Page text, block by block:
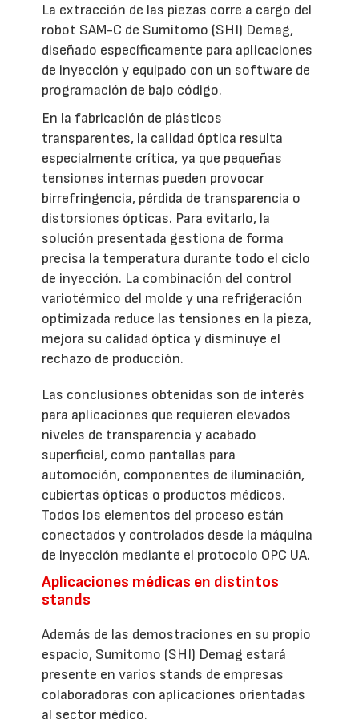
La extracción de las piezas corre a cargo del
robot SAM-C de Sumitomo (SHI) Demag,
diseñado específicamente para aplicaciones
de inyección y equipado con un software de
programación de bajo código.
En la fabricación de plásticos
transparentes, la calidad óptica resulta
especialmente crítica, ya que pequeñas
tensiones internas pueden provocar
birrefringencia, pérdida de transparencia o
distorsiones ópticas. Para evitarlo, la
solución presentada gestiona de forma
precisa la temperatura durante todo el ciclo
de inyección. La combinación del control
variotérmico del molde y una refrigeración
optimizada reduce las tensiones en la pieza,
mejora su calidad óptica y disminuye el
rechazo de producción.
Las conclusiones obtenidas son de interés
para aplicaciones que requieren elevados
niveles de transparencia y acabado
superficial, como pantallas para
automoción, componentes de iluminación,
cubiertas ópticas o productos médicos.
Todos los elementos del proceso están
conectados y controlados desde la máquina
de inyección mediante el protocolo OPC UA.
Aplicaciones médicas en distintos
stands
Además de las demostraciones en su propio
espacio, Sumitomo (SHI) Demag estará
presente en varios stands de empresas
colaboradoras con aplicaciones orientadas
al sector médico.